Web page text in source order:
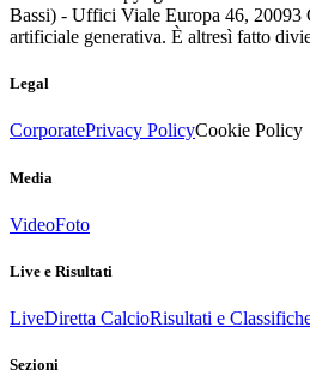
Bassi) - Uffici Viale Europa 46, 20093
artificiale generativa. È altresì fatto
Legal
CorporatePrivacy PolicyCookie Policy
Media
VideoFoto
Live e Risultati
LiveDiretta CalcioRisultati e
Sezioni